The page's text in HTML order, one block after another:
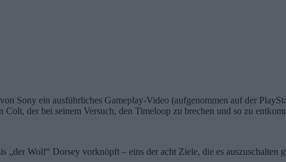
Sony ein ausführliches Gameplay-Video (aufgenommen auf der
der bei seinem Versuch, den Timeloop zu brechen und so zu
„der Wolf“ Dorsey vorknöpft – eins der acht Ziele, die es